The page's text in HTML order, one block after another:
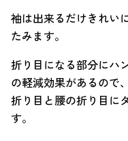
袖は出来るだけきれい
たみます。
折り目になる部分にハ
の軽減効果があるので
折り目と腰の折り目に
す。